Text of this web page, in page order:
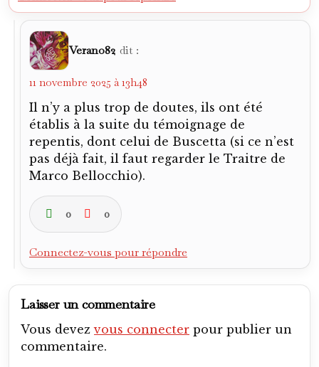
0 0
Connectez-vous pour répondre
Laisser un commentaire
Vous devez vous connecterpour publier un
commentaire.
On en parle par ici
Antoine-bonifaci Ogc-nice